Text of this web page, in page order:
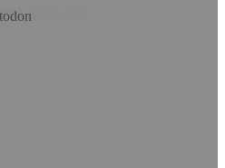
Hol dir die App!